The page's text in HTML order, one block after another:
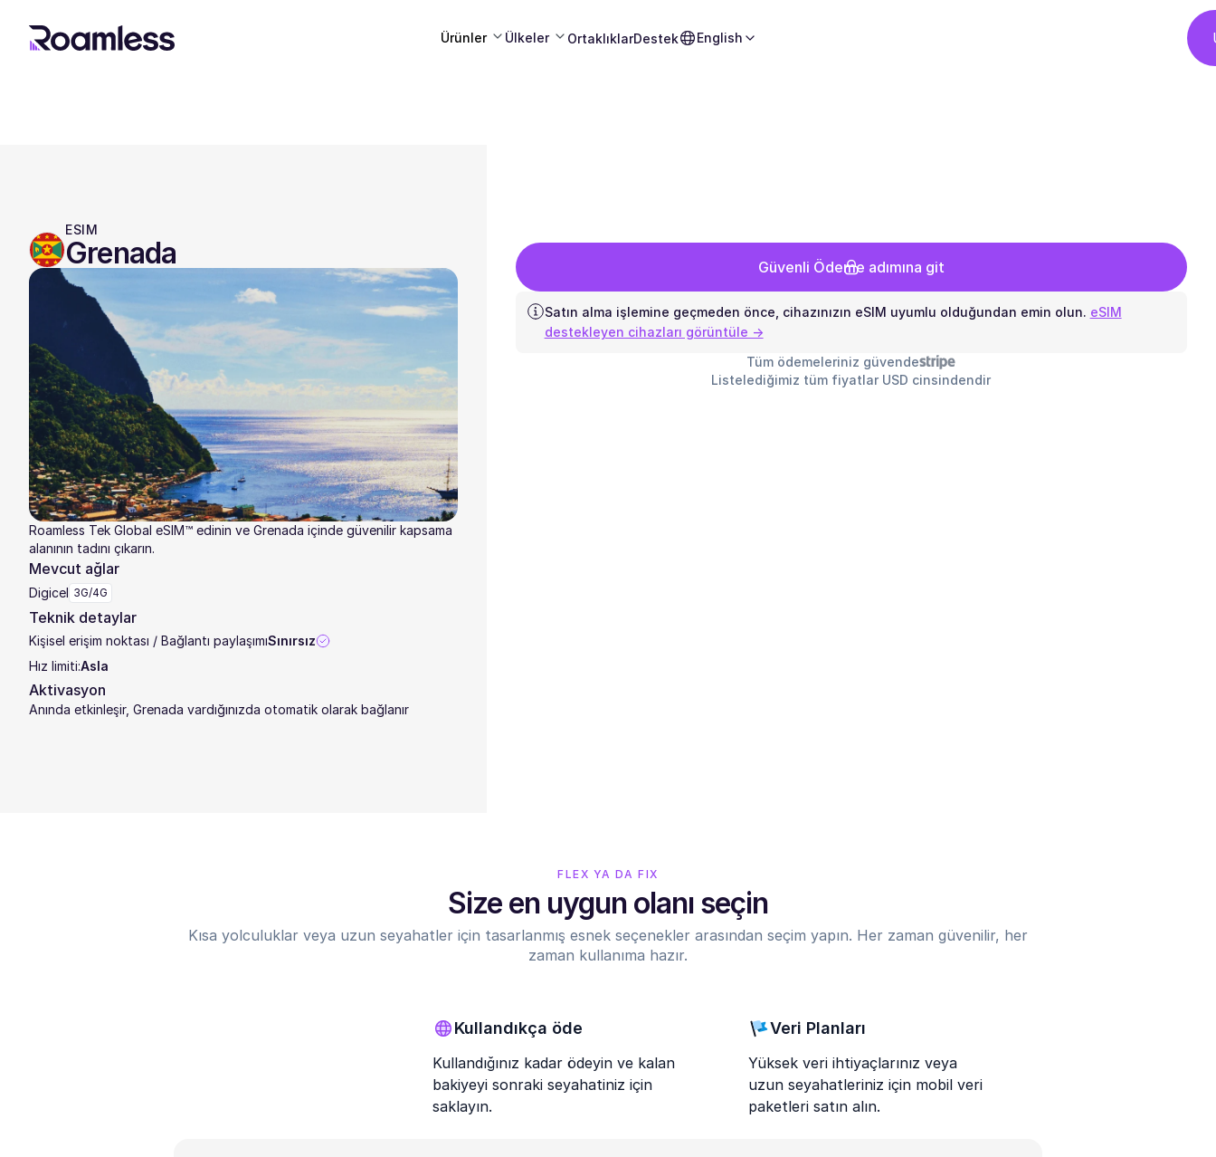
Ürünler Ülkeler OrtaklıklarDestek English
ESIM
Grenada
Roamless Tek Global eSIM™ edinin ve Grenada içinde güvenilir kapsama
alanının tadını çıkarın.
Mevcut ağlar
Digicel 3G/4G
Teknik detaylar
Kişisel erişim noktası / Bağlantı paylaşımıSınırsız
Hız limiti:Asla
Aktivasyon
Anında etkinleşir, Grenada vardığınızda otomatik olarak bağlanır
Güvenli Ödeme adımına git
Satın alma işlemine geçmeden önce, cihazınızın eSIM uyumlu olduğundan emin olun. eSIM
destekleyen cihazları görüntüle →
Tüm ödemeleriniz güvende
Listelediğimiz tüm fiyatlar USD cinsindendir
FLEX YA DA FIX
Size en uygun olanı seçin
Kısa yolculuklar veya uzun seyahatler için tasarlanmış esnek seçenekler arasından seçim yapın. Her zaman güvenilir, her
zaman kullanıma hazır.
Kullandıkça öde
Kullandığınız kadar ödeyin ve kalan
bakiyeyi sonraki seyahatiniz için
saklayın.
Veri Planları
Yüksek veri ihtiyaçlarınız veya
uzun seyahatleriniz için mobil veri
paketleri satın alın.